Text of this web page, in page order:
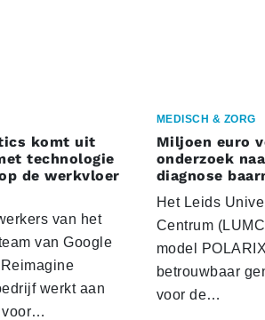
komt uit
technologie
de werkvloer
van het
van Google
werkt aan
voor…
MEDISCH & ZORG
Miljoen euro
onderzoek
diagnose
Het Leids
Centrum
model
betrouwbaar
voor de…